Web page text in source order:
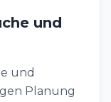
und
und
Planung